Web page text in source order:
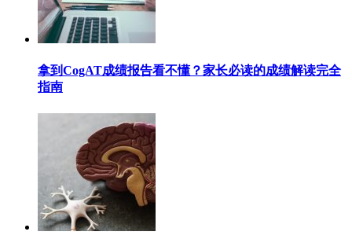
拿到CogAT成绩报告看不懂？家长必读的成绩解读完全
指南